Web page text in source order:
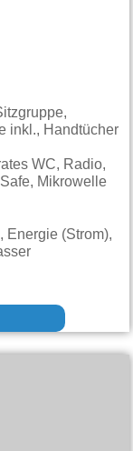
inkl., Handtücher
WC, Radio,
Mikrowelle
Energie (Strom),